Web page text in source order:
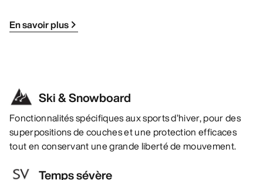
En savoir plus
Ski & Snowboard
Fonctionnalités spécifiques aux sports d’hiver, pour des
superpositions de couches et une protection efficaces
tout en conservant une grande liberté de mouvement.
Temps sévère